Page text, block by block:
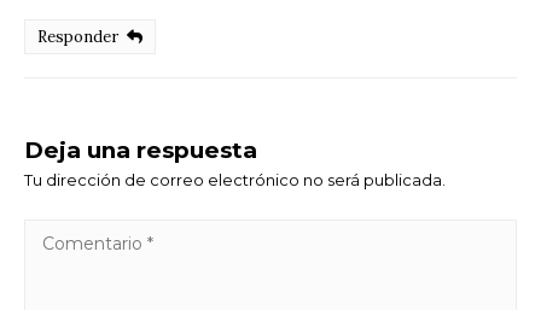
Responder
Deja una respuesta
Tu dirección de correo electrónico no será publicada.